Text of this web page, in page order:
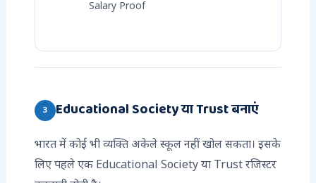
Salary Proof
3 Educational Society या Trust बनाएं
भारत में कोई भी व्यक्ति अकेले स्कूल नहीं खोल सकता। इसके
लिए पहले एक Educational Society या Trust रजिस्टर